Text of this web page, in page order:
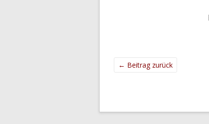
← Beitrag zurück